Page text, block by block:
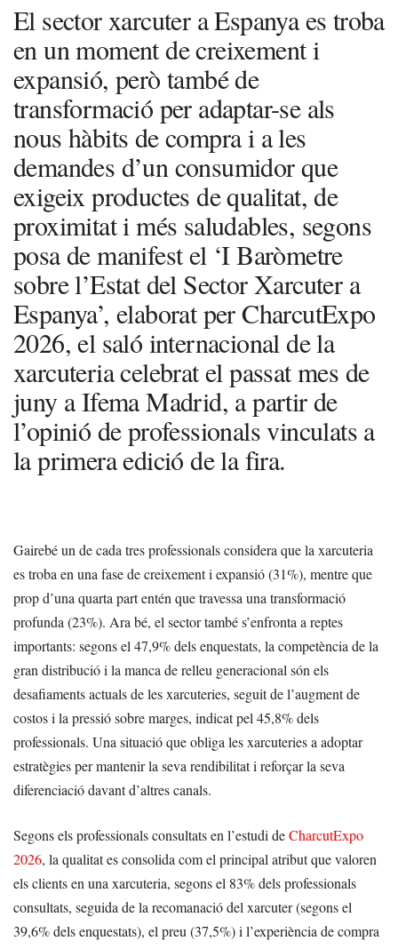
El sector xarcuter a Espanya es troba
en un moment de creixement i
expansió, però també de
transformació per adaptar-se als
nous hàbits de compra i a les
demandes d’un consumidor que
exigeix productes de qualitat, de
proximitat i més saludables, segons
posa de manifest el ‘I Baròmetre
sobre l’Estat del Sector Xarcuter a
Espanya’, elaborat per CharcutExpo
2026, el saló internacional de la
xarcuteria celebrat el passat mes de
juny a Ifema Madrid, a partir de
l’opinió de professionals vinculats a
la primera edició de la fira.
Gairebé un de cada tres professionals considera que la xarcuteria
es troba en una fase de creixement i expansió (31%), mentre que
prop d’una quarta part entén que travessa una transformació
profunda (23%). Ara bé, el sector també s’enfronta a reptes
importants: segons el 47,9% dels enquestats, la competència de la
gran distribució i la manca de relleu generacional són els
desafiaments actuals de les xarcuteries, seguit de l’augment de
costos i la pressió sobre marges, indicat pel 45,8% dels
professionals. Una situació que obliga les xarcuteries a adoptar
estratègies per mantenir la seva rendibilitat i reforçar la seva
diferenciació davant d’altres canals.
Segons els professionals consultats en l’estudi deCharcutExpo
2026, la qualitat es consolida com el principal atribut que valoren
els clients en una xarcuteria, segons el 83% dels professionals
consultats, seguida de la recomanació del xarcuter (segons el
39,6% dels enquestats), el preu (37,5%) i l’experiència de compra